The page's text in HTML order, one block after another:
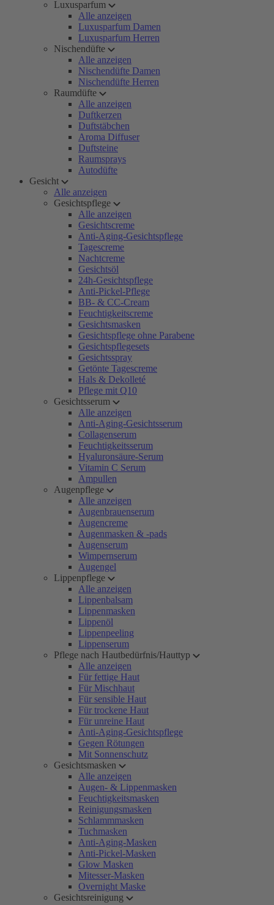
Luxusparfum
Alle anzeigen
Luxusparfum Damen
Luxusparfum Herren
Nischendüfte
Alle anzeigen
Nischendüfte Damen
Nischendüfte Herren
Raumdüfte
Alle anzeigen
Duftkerzen
Duftstäbchen
Aroma Diffuser
Duftsteine
Raumsprays
Autodüfte
Gesicht
Alle anzeigen
Gesichtspflege
Alle anzeigen
Gesichtscreme
Anti-Aging-Gesichtspflege
Tagescreme
Nachtcreme
Gesichtsöl
24h-Gesichtspflege
Anti-Pickel-Pflege
BB- & CC-Cream
Feuchtigkeitscreme
Gesichtsmasken
Gesichtspflege ohne Parabene
Gesichtspflegesets
Gesichtsspray
Getönte Tagescreme
Hals & Dekolleté
Pflege mit Q10
Gesichtsserum
Alle anzeigen
Anti-Aging-Gesichtsserum
Collagenserum
Feuchtigkeitsserum
Hyaluronsäure-Serum
Vitamin C Serum
Ampullen
Augenpflege
Alle anzeigen
Augenbrauenserum
Augencreme
Augenmasken & -pads
Augenserum
Wimpernserum
Augengel
Lippenpflege
Alle anzeigen
Lippenbalsam
Lippenmasken
Lippenöl
Lippenpeeling
Lippenserum
Pflege nach Hautbedürfnis/Hauttyp
Alle anzeigen
Für fettige Haut
Für Mischhaut
Für sensible Haut
Für trockene Haut
Für unreine Haut
Anti-Aging-Gesichtspflege
Gegen Rötungen
Mit Sonnenschutz
Gesichtsmasken
Alle anzeigen
Augen- & Lippenmasken
Feuchtigkeitsmasken
Reinigungsmasken
Schlammmasken
Tuchmasken
Anti-Aging-Masken
Anti-Pickel-Masken
Glow Masken
Mitesser-Masken
Overnight Maske
Gesichtsreinigung